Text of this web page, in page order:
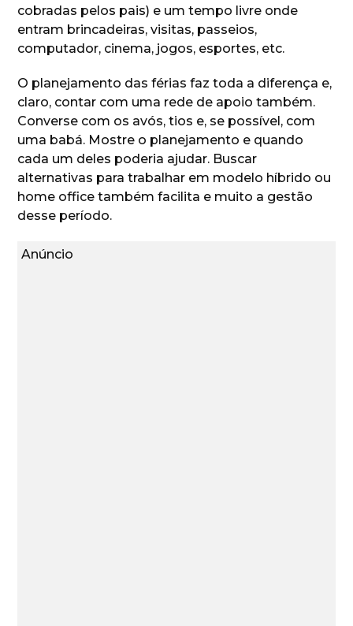
cobradas pelos pais) e um tempo livre onde
entram brincadeiras, visitas, passeios,
computador, cinema, jogos, esportes, etc.
O planejamento das férias faz toda a diferença e,
claro, contar com uma rede de apoio também.
Converse com os avós, tios e, se possível, com
uma babá. Mostre o planejamento e quando
cada um deles poderia ajudar. Buscar
alternativas para trabalhar em modelo híbrido ou
home office também facilita e muito a gestão
desse período.
Anúncio